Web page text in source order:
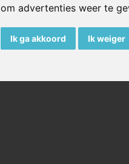
om advertenties weer te
Ik ga akkoord Ik weiger